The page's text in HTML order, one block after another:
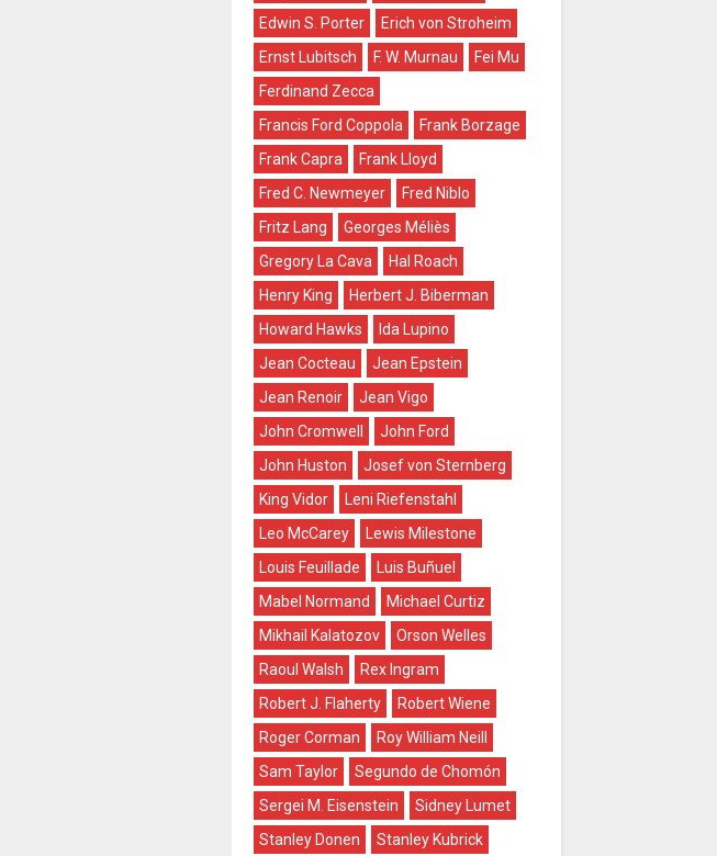
Edwin S. Porter
Erich von Stroheim
Ernst Lubitsch
F. W. Murnau
Fei Mu
Ferdinand Zecca
Francis Ford Coppola
Frank Borzage
Frank Capra
Frank Lloyd
Fred C. Newmeyer
Fred Niblo
Fritz Lang
Georges Méliès
Gregory La Cava
Hal Roach
Henry King
Herbert J. Biberman
Howard Hawks
Ida Lupino
Jean Cocteau
Jean Epstein
Jean Renoir
Jean Vigo
John Cromwell
John Ford
John Huston
Josef von Sternberg
King Vidor
Leni Riefenstahl
Leo McCarey
Lewis Milestone
Louis Feuillade
Luis Buñuel
Mabel Normand
Michael Curtiz
Mikhail Kalatozov
Orson Welles
Raoul Walsh
Rex Ingram
Robert J. Flaherty
Robert Wiene
Roger Corman
Roy William Neill
Sam Taylor
Segundo de Chomón
Sergei M. Eisenstein
Sidney Lumet
Stanley Donen
Stanley Kubrick